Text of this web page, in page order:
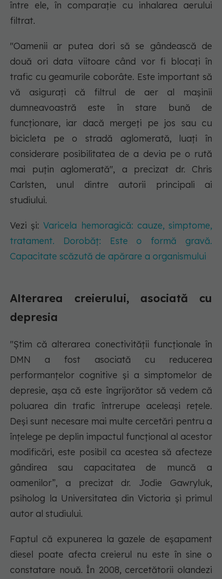
între ele, în comparație cu inhalarea aerului
filtrat.
"Oamenii ar putea dori să se gândească de
două ori data viitoare când vor fi blocați în
trafic cu geamurile coborâte. Este important să
vă asigurați că filtrul de aer al mașinii
dumneavoastră este în stare bună de
funcționare, iar dacă mergeți pe jos sau cu
bicicleta pe o stradă aglomerată, luați în
considerare posibilitatea de a devia pe o rută
mai puțin aglomerată", a precizat dr. Chris
Carlsten, unul dintre autorii principali ai
studiului.
Vezi și:Varicela hemoragică: cauze, simptome,
tratament. Dorobăț: Este o formă gravă.
Capacitate scăzută de apărare a organismului
Alterarea creierului, asociată cu
depresia
"Știm că alterarea conectivității funcționale în
DMN a fost asociată cu reducerea
performanțelor cognitive și a simptomelor de
depresie, așa că este îngrijorător să vedem că
poluarea din trafic întrerupe aceleași rețele.
Deși sunt necesare mai multe cercetări pentru a
înțelege pe deplin impactul funcțional al acestor
modificări, este posibil ca acestea să afecteze
gândirea sau capacitatea de muncă a
oamenilor”, a precizat dr. Jodie Gawryluk,
psiholog la Universitatea din Victoria și primul
autor al studiului.
Faptul că expunerea la gazele de eșapament
diesel poate afecta creierul nu este în sine o
constatare nouă. În 2008, cercetătorii olandezi